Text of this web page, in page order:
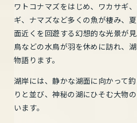
ワトコナマズをはじめ、ワカサギ
ギ、ナマズなど多くの魚が棲み、
面近くを回遊する幻想的な光景が
鳥などの水鳥が羽を休めに訪れ、
物語ります。
湖岸には、静かな湖面に向かって
りと並び、神秘の湖にひそむ大物
います。